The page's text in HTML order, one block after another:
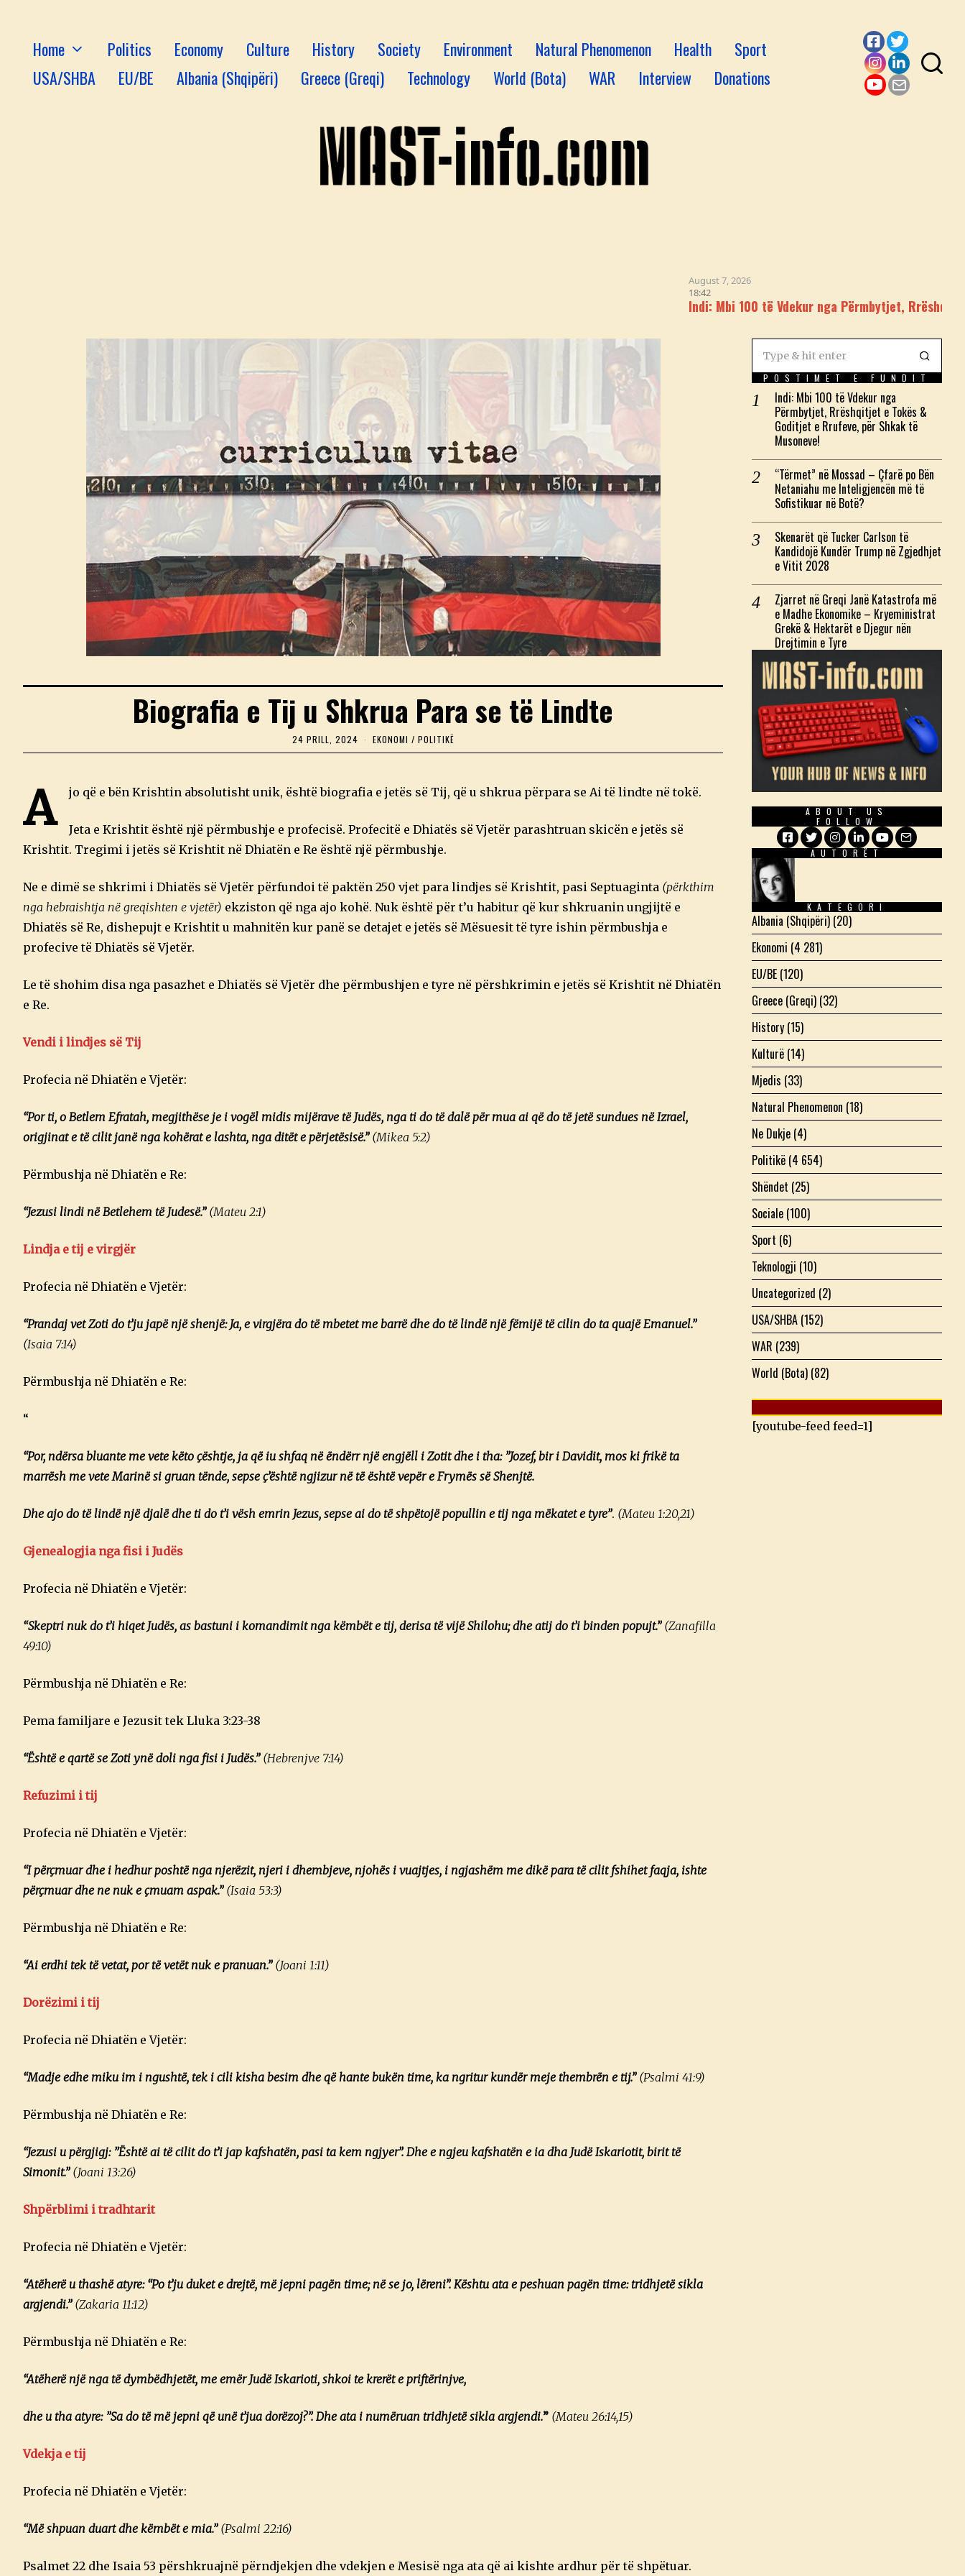
Home Politics Economy Culture History Society Environment Natural Phenomenon Health
Sport
USA/SHBA
EU/BE Albania (Shqipëri) Greece (Greqi) Technology World (Bota) WAR Interview Donations
Facebook
Twitter
Instagram
LinkedIn
August 7, 2026
Indi: Mbi 100 të Vdekur nga Përmbytjet, Rrëshqitjet e
Biografia e Tij u Shkrua Para se të Lindte
24 PRILL, 2024
4
I
L
2
0
2
EKONOMI / POLITIKË
A jo që e bën Krishtin absolutisht unik, është biografia e jetës së Tij, që u shkrua përpara se Ai të lindte në tokë.
Jeta e Krishtit është një përmbushje e profecisë. Profecitë e Dhiatës së Vjetër parashtruan skicën e jetës së
Krishtit. Tregimi i jetës së Krishtit në Dhiatën e Re është një përmbushje.
Ne e dimë se shkrimi i Dhiatës së Vjetër përfundoi të paktën 250 vjet para lindjes së Krishtit, pasi Septuaginta (përkthim
nga hebraishtja në greqishten e vjetër) ekziston që nga ajo kohë. Nuk është për t’u habitur që kur shkruanin ungjijtë e
Dhiatës së Re, dishepujt e Krishtit u mahnitën kur panë se detajet e jetës së Mësuesit të tyre ishin përmbushja e
profecive të Dhiatës së Vjetër.
Le të shohim disa nga pasazhet e Dhiatës së Vjetër dhe përmbushjen e tyre në përshkrimin e jetës së Krishtit në Dhiatën
e Re.
Vendi i lindjes së Tij
Profecia në Dhiatën e Vjetër:
“Por ti, o Betlem Efratah, megjithëse je i vogël midis mijërave të Judës, nga ti do të dalë për mua ai që do të jetë sundues në Izrael,
origjinat e të cilit janë nga kohërat e lashta, nga ditët e përjetësisë.”(Mikea 5:2)
Përmbushja në Dhiatën e Re:
“Jezusi lindi në Betlehem të Judesë.” (Mateu 2:1)
Lindja e tij e virgjër
Profecia në Dhiatën e Vjetër:
“Prandaj vet Zoti do t’ju japë një shenjë: Ja, e virgjëra do të mbetet me barrë dhe do të lindë një fëmijë të cilin do ta quajë Emanuel.”
(Isaia 7:14)
Përmbushja në Dhiatën e Re:
“
“Por, ndërsa bluante me vete këto çështje, ja që iu shfaq në ëndërr një engjëll i Zotit dhe i tha: ”Jozef, bir i Davidit, mos ki frikë ta
marrësh me vete Marinë si gruan tënde, sepse ç’është ngjizur në të është vepër e Frymës së Shenjtë.
Dhe ajo do të lindë një djalë dhe ti do t’i vësh emrin Jezus, sepse ai do të shpëtojë popullin e tij nga mëkatet e tyre”. (Mateu 1:20,21)
Gjenealogjia nga fisi i Judës
Profecia në Dhiatën e Vjetër:
“Skeptri nuk do t’i hiqet Judës, as bastuni i komandimit nga këmbët e tij, derisa të vijë Shilohu; dhe atij do t’i binden popujt.” (Zanafilla
49:10)
Përmbushja në Dhiatën e Re:
Pema familjare e Jezusit tek Lluka 3:23-38
“Është e qartë se Zoti ynë doli nga fisi i Judës.” (Hebrenjve 7:14)
Refuzimi i tij
Profecia në Dhiatën e Vjetër:
“I përçmuar dhe i hedhur poshtë nga njerëzit, njeri i dhembjeve, njohës i vuajtjes, i ngjashëm me dikë para të cilit fshihet faqja, ishte
përçmuar dhe ne nuk e çmuam aspak.” (Isaia 53:3)
Përmbushja në Dhiatën e Re:
“Ai erdhi tek të vetat, por të vetët nuk e pranuan.” (Joani 1:11)
Dorëzimi i tij
Profecia në Dhiatën e Vjetër:
“Madje edhe miku im i ngushtë, tek i cili kisha besim dhe që hante bukën time, ka ngritur kundër meje thembrën e tij.” (Psalmi 41:9)
Përmbushja në Dhiatën e Re:
“Jezusi u përgjigj: ”Është ai të cilit do t’i jap kafshatën, pasi ta kem ngjyer”. Dhe e ngjeu kafshatën e ia dha Judë Iskariotit, birit të
Simonit.” (Joani 13:26)
Shpërblimi i tradhtarit
Profecia në Dhiatën e Vjetër:
“Atëherë u thashë atyre: “Po t’ju duket e drejtë, më jepni pagën time; në se jo, lëreni”. Kështu ata e peshuan pagën time: tridhjetë sikla
argjendi.” (Zakaria 11:12)
Përmbushja në Dhiatën e Re:
“Atëherë një nga të dymbëdhjetët, me emër Judë Iskarioti, shkoi te krerët e priftërinjve,
dhe u tha atyre: ”Sa do të më jepni që unë t’jua dorëzoj?”. Dhe ata i numëruan tridhjetë sikla argjendi.” (Mateu 26:14,15)
Vdekja e tij
Profecia në Dhiatën e Vjetër:
“Më shpuan duart dhe këmbët e mia.” (Psalmi 22:16)
Psalmet 22 dhe Isaia 53 përshkruajnë përndjekjen dhe vdekjen e Mesisë nga ata që ai kishte ardhur për të shpëtuar.
POSTIMET E FUNDIT
Indi: Mbi 100 të Vdekur nga
Përmbytjet, Rrëshqitjet e Tokës &
Goditjet e Rrufeve, për Shkak të
Musoneve!
“Tërmet” në Mossad – Çfarë po Bën
Netaniahu me Inteligjencën më të
Sofistikuar në Botë?
Skenarët që Tucker Carlson të
Kandidojë Kundër Trump në Zgjedhjet
e Vitit 2028
Zjarret në Greqi Janë Katastrofa më
e Madhe Ekonomike – Kryeministrat
Grekë & Hektarët e Djegur nën
Drejtimin e Tyre
ABOUT US
FOLLOW
Facebook
TwitterInstagram
LinkedIn
YouTube
Email
AUTORËT
KATEGORI
Albania (Shqipëri) (20)
Ekonomi (4 281)
EU/BE (120)
Greece (Greqi) (32)
History (15)
Kulturë (14)
Mjedis (33)
Natural Phenomenon (18)
Ne Dukje (4)
Politikë (4 654)
Shëndet (25)
Sociale (100)
Sport (6)
Teknologji (10)
Uncategorized (2)
USA/SHBA (152)
WAR (239)
World (Bota) (82)
[youtube-feed feed=1]